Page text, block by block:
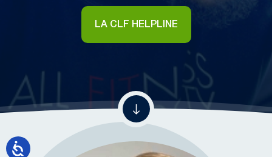
LA CLF HELPLINE